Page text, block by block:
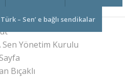
Türk – Sen’ e bağlı sendikalar
Sen Yönetim Kurulu
Bıçaklı